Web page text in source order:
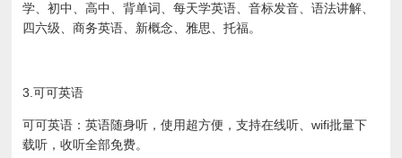
学、初中、高中、背单词、每天学英语、音标发音、语法讲解、
四六级、商务英语、新概念、雅思、托福。
3.可可英语
可可英语：英语随身听，使用超方便，支持在线听、wifi批量下
载听，收听全部免费。